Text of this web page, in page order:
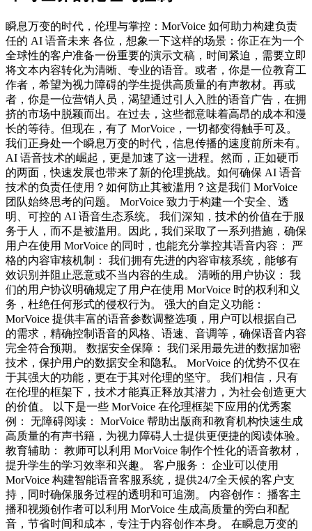
瞬息万变的时代，伦理与掌控：MorVoice 如何助力构建负责
任的 AI 语音未来 各位，想象一下这样的场景：你正在为一个
全球性的客户准备一份重要的演示文稿，时间紧迫，需要立即
将文本内容转化为清晰、专业的语音。或者，你是一位教育工
作者，希望为视力障碍的学生提供高质量的有声教材。再或
者，你是一位营销人员，渴望通过引人入胜的语音广告，在拥
挤的市场中脱颖而出。在过去，这些都意味着高昂的成本和漫
长的等待。但现在，有了 MorVoice，一切都变得触手可及。
我们正身处一个瞬息万变的时代，信息传播的速度前所未有。
AI 语音技术的崛起，更是加速了这一进程。然而，正如硬币
的两面，快速发展也带来了新的伦理挑战。如何确保 AI 语音
技术的负责任使用？如何防止其被滥用？这是我们 MorVoice
团队始终思考的问题。 MorVoice 致力于构建一个安全、透
明、可控的 AI 语音生态系统。 我们深知，技术的价值在于服
务于人，而不是被滥用。因此，我们采取了一系列措施，确保
用户在使用 MorVoice 的同时，也能充分掌控其语音内容： 严
格的内容审核机制： 我们拥有先进的内容审核系统，能够有
效识别并阻止恶意或不当内容的生成。 清晰的用户协议： 我
们的用户协议明确规定了用户在使用 MorVoice 时的权利和义
务，杜绝任何形式的侵权行为。 强大的自定义功能：
MorVoice 提供丰富的语音参数调整选项，用户可以根据自己
的需求，精确控制语音的风格、语速、音调等，确保语音内容
完全符合预期。 数据安全保障： 我们采用最先进的数据加密
技术，保护用户的数据安全和隐私。 MorVoice 的优势不仅在
于其强大的功能，更在于其对伦理的坚守。 我们相信，只有
在伦理的框架下，技术才能真正释放其潜力，为社会创造更大
的价值。 以下是一些 MorVoice 在伦理框架下应用的优秀案
例： 无障碍阅读： MorVoice 帮助出版商和教育机构快速生成
高质量的有声书籍，为视力障碍人士提供更便捷的阅读体验。
教育辅助： 教师可以利用 MorVoice 制作个性化的语音教材，
提升学生的学习效率和兴趣。 客户服务： 企业可以使用
MorVoice 构建智能语音客服系统，提供24/7全天候的客户支
持，同时确保服务过程的透明和可追溯。 内容创作： 播客主
播和视频创作者可以利用 MorVoice 生成高质量的旁白和配
音，节省时间和成本，专注于内容创作本身。 在瞬息万变的